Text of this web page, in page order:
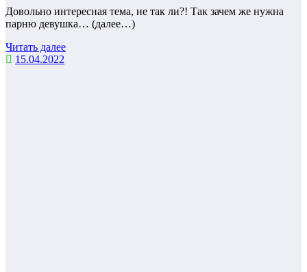
Довольно интересная тема, не так ли?! Так зачем же нужна
парню девушка… (далее…)
Читать далее
15.04.2022